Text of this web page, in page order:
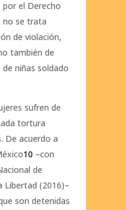
el Derecho
no se trata
de violación,
también de
niñas soldado
sufren de
tortura
De acuerdo a
10 –con
de
Libertad (2016)–
son detenidas